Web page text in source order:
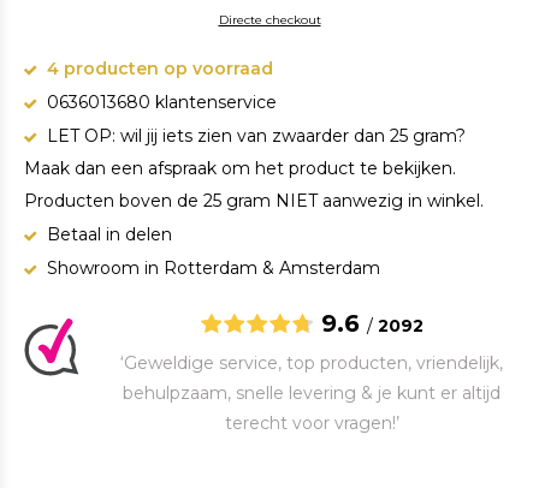
Directe checkout
4 producten op voorraad
0636013680 klantenservice
LET OP: wil jij iets zien van zwaarder dan 25 gram?
Maak dan een afspraak om het product te bekijken.
Producten boven de 25 gram NIET aanwezig in winkel.
Betaal in delen
Showroom in Rotterdam & Amsterdam
9.6 / 2092
‘Geweldige service, top producten, vriendelijk,
behulpzaam, snelle levering & je kunt er altijd
terecht voor vragen!’